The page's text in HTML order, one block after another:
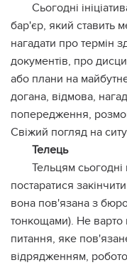
Сьогодні
бар'єр, який ставить
нагадати про термін
документів, про
або плани на
догана, відмова,
попередження,
Свіжий погляд на
Телець
Тельцям сьогодні
постаратися
вона пов'язана з
тонкощами). Не варто
питання, яке
відрядженням,